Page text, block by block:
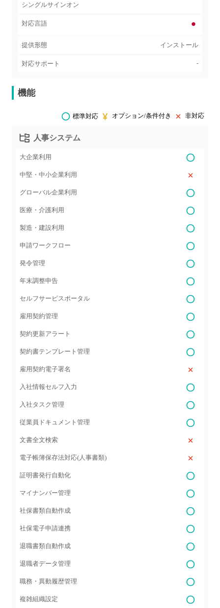
シングルサインオン
対応言語
提供形態 インストール
対応サポート -
機能
標準対応 オプション/条件付き 非対応
人事システム
大企業利用
中堅・中小企業利用
グローバル企業利用
医療・介護利用
製造・建設利用
申請ワークフロー
発令管理
年末調整申告
セルフサービスポータル
雇用契約管理
契約更新アラート
契約書テンプレート管理
雇用契約電子署名
入社情報セルフ入力
入社タスク管理
従業員ドキュメント管理
文書全文検索
電子帳簿保存法対応(人事書類)
証明書発行自動化
マイナンバー管理
社保書類自動作成
社保電子申請連携
退職書類自動作成
退職者データ管理
職務・異動履歴管理
複雑組織設定